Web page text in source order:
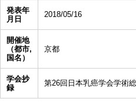
発表年
月日
2018/05/16
開催地
（都市,
国名）
京都
学会抄
録
第26回日本乳癌学会学術